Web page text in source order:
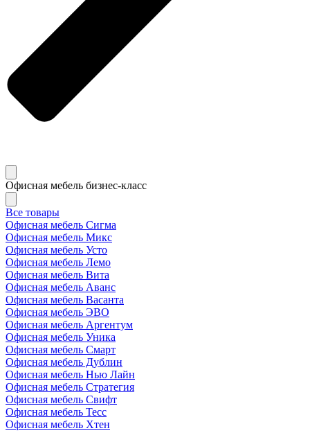
Офисная мебель бизнес-класс
Все товары
Офисная мебель Сигма
Офисная мебель Микс
Офисная мебель Усто
Офисная мебель Лемо
Офисная мебель Вита
Офисная мебель Аванс
Офисная мебель Васанта
Офисная мебель ЭВО
Офисная мебель Аргентум
Офисная мебель Уника
Офисная мебель Смарт
Офисная мебель Дублин
Офисная мебель Нью Лайн
Офисная мебель Стратегия
Офисная мебель Свифт
Офисная мебель Тесс
Офисная мебель Хтен